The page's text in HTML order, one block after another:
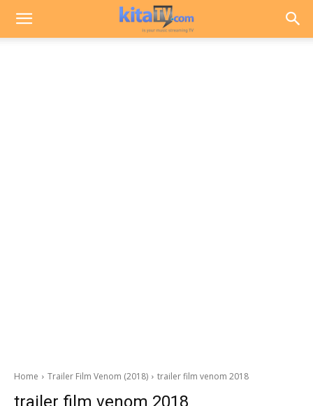
Home Trailer Film Venom (2018) trailer film venom 2018
trailer film venom 2018